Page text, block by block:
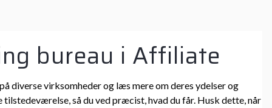
bureau i Affiliate
diverse virksomheder og læs mere om deres ydelser og
så du ved præcist, hvad du får. Husk dette, når